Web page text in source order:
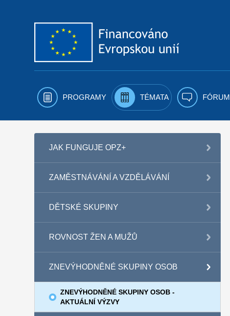
PROGRAMY TÉMATA FÓRUM
JAK FUNGUJE OPZ+
ZAMĚSTNÁVÁNÍ A VZDĚLÁVÁNÍ
DĚTSKÉ SKUPINY
ROVNOST ŽEN A MUŽŮ
ZNEVÝHODNĚNÉ SKUPINY OSOB
ZNEVÝHODNĚNÉ SKUPINY OSOB -
AKTUÁLNÍ VÝZVY